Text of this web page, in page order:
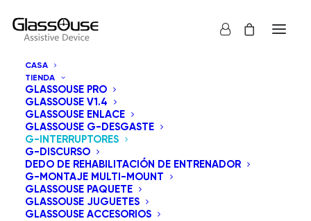
CASA
TIENDA
GLASSOUSE PRO
GLASSOUSE V1.4
GLASSOUSE ENLACE
GLASSOUSE G-DESGASTE
G-INTERRUPTORES
G-DISCURSO
DEDO DE REHABILITACIÓN DE ENTRENADOR
G-MONTAJE MULTI-MOUNT
GLASSOUSE PAQUETE
GLASSOUSE JUGUETES
GLASSOUSE ACCESORIOS